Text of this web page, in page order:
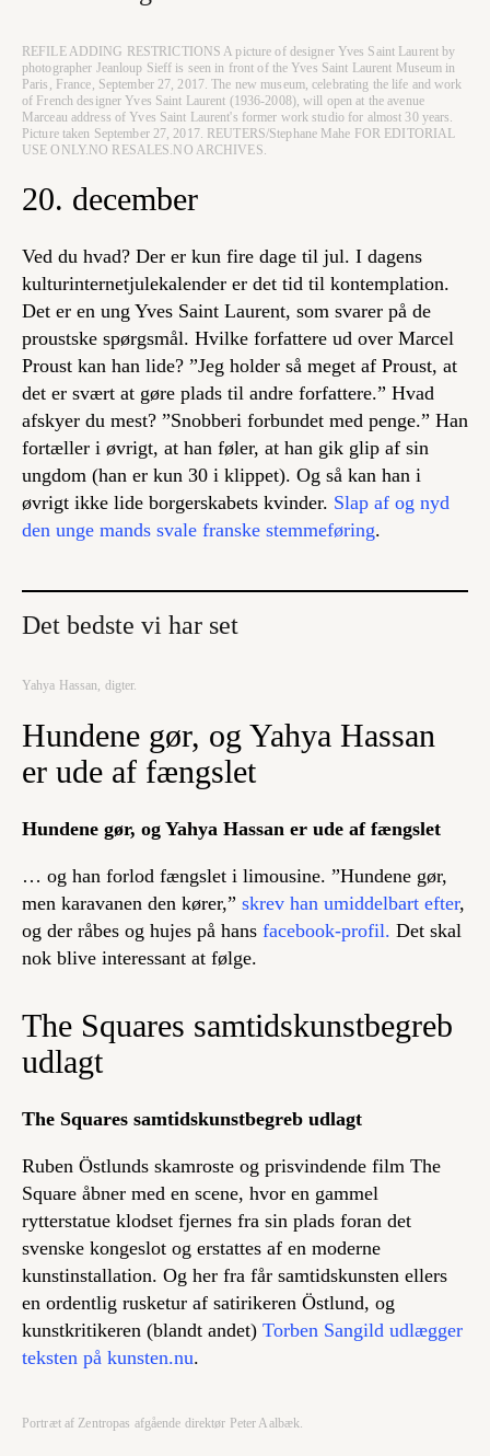
REFILE ADDING RESTRICTIONS A picture of designer Yves Saint Laurent by
photographer Jeanloup Sieff is seen in front of the Yves Saint Laurent Museum in
Paris, France, September 27, 2017. The new museum, celebrating the life and work
of French designer Yves Saint Laurent (1936-2008), will open at the avenue
Marceau address of Yves Saint Laurent's former work studio for almost 30 years.
Picture taken September 27, 2017. REUTERS/Stephane Mahe FOR EDITORIAL
USE ONLY.NO RESALES.NO ARCHIVES.
20. december
Ved du hvad? Der er kun fire dage til jul. I dagens
kulturinternetjulekalender er det tid til kontemplation.
Det er en ung Yves Saint Laurent, som svarer på de
proustske spørgsmål. Hvilke forfattere ud over Marcel
Proust kan han lide? ”Jeg holder så meget af Proust, at
det er svært at gøre plads til andre forfattere.” Hvad
afskyer du mest? ”Snobberi forbundet med penge.” Han
fortæller i øvrigt, at han føler, at han gik glip af sin
ungdom (han er kun 30 i klippet). Og så kan han i
øvrigt ikke lide borgerskabets kvinder. Slap af og nyd
den unge mands svale franske stemmeføring.
Det bedste vi har set
Yahya Hassan, digter.
Hundene gør, og Yahya Hassan
er ude af fængslet
Hundene gør, og Yahya Hassan er ude af fængslet
… og han forlod fængslet i limousine. ”Hundene gør,
men karavanen den kører,” skrev han umiddelbart efter,
og der råbes og hujes på hans facebook-profil. Det skal
nok blive interessant at følge.
The Squares samtidskunstbegreb
udlagt
The Squares samtidskunstbegreb udlagt
Ruben Östlunds skamroste og prisvindende film The
Square åbner med en scene, hvor en gammel
rytterstatue klodset fjernes fra sin plads foran det
svenske kongeslot og erstattes af en moderne
kunstinstallation. Og her fra får samtidskunsten ellers
en ordentlig rusketur af satirikeren Östlund, og
kunstkritikeren (blandt andet) Torben Sangild udlægger
teksten på kunsten.nu.
Portræt af Zentropas afgående direktør Peter Aalbæk.